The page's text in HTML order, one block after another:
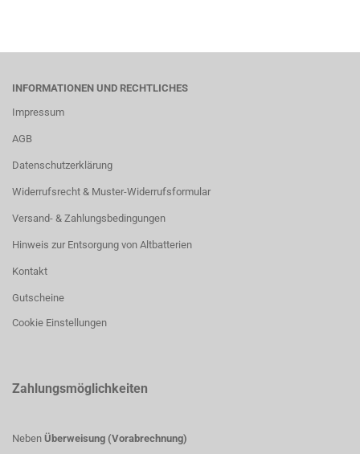
INFORMATIONEN UND RECHTLICHES
Impressum
AGB
Datenschutzerklärung
Widerrufsrecht & Muster-Widerrufsformular
Versand- & Zahlungsbedingungen
Hinweis zur Entsorgung von Altbatterien
Kontakt
Gutscheine
Cookie Einstellungen
Zahlungsmöglichkeiten
Neben Überweisung (Vorabrechnung)